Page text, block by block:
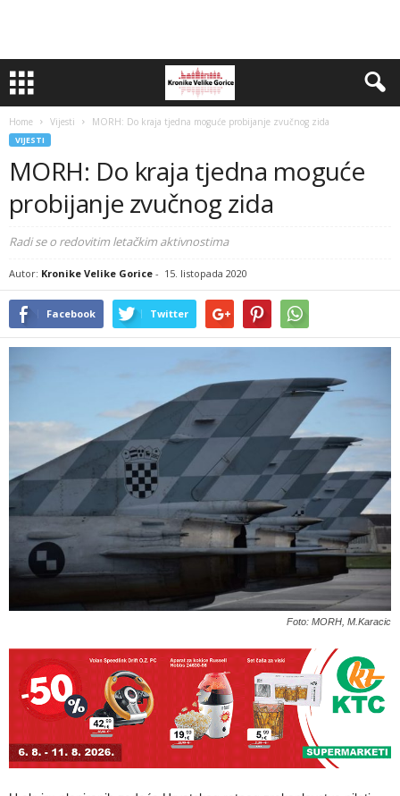
Home Vijesti MORH: Do kraja tjedna moguće probijanje zvučnog zida
VIJESTI
MORH: Do kraja tjedna moguće
probijanje zvučnog zida
Radi se o redovitim letačkim aktivnostima
Autor: Kronike Velike Gorice - 15. listopada 2020
Facebook Twitter
Foto: MORH, M.Karacic